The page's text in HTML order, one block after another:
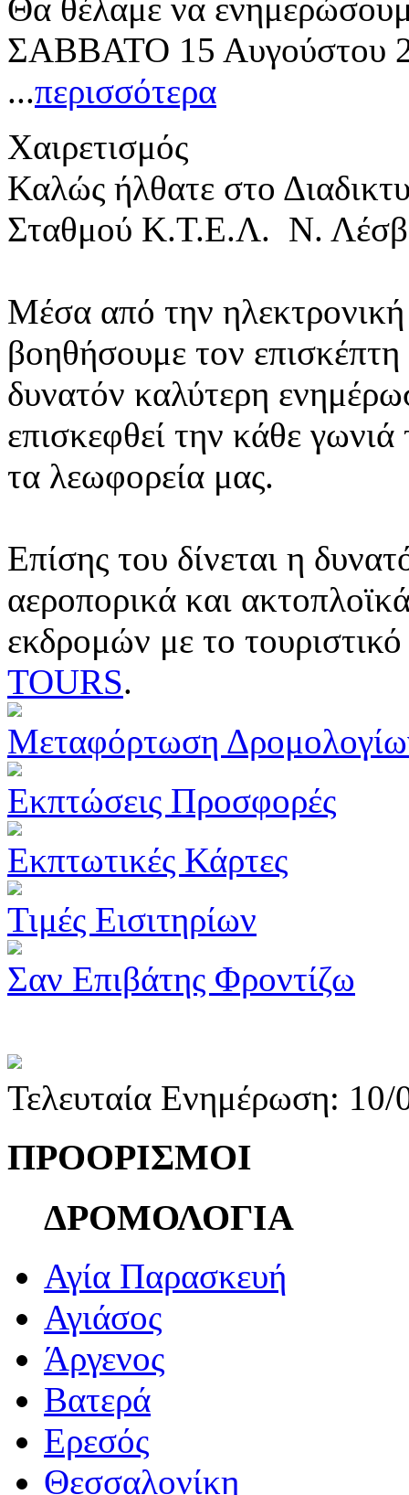
Θα θέλαμε να
ΣΑΒΒΑΤΟ 15 Αυγούστου
...περισσότερα
Χαιρετισμός
Καλώς ήλθατε στο
Σταθμού Κ.Τ.Ε.Λ. Ν.
Μέσα από την ηλεκτρονική
βοηθήσουμε τον
δυνατόν καλύτερη
επισκεφθεί την κάθε
τα λεωφορεία μας.
Επίσης του δίνεται η
αεροπορικά και
εκδρομών με το
TOURS.
Μεταφόρτωση
Εκπτώσεις Προσφορές
Εκπτωτικές Κάρτες
Τιμές Εισιτηρίων
Σαν Επιβάτης Φροντίζω
Τελευταία Ενημέρωση:
ΠΡΟΟΡΙΣΜΟΙ
ΔΡΟΜΟΛΟΓΙΑ
Αγία Παρασκευή
Αγιάσος
Άργενος
Βατερά
Ερεσός
Θεσσαλονίκη